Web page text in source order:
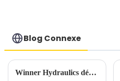
Blog Connexe
Winner Hydraulics dévoile une pompe hydraulique à pied pneumatique polyvalente pour les applications industrielles